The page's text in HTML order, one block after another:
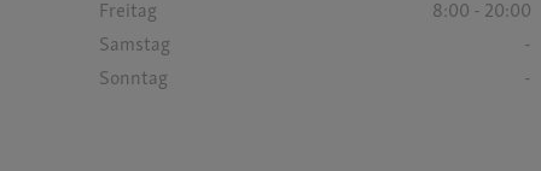
Freitag
8:00 - 20:00
Samstag
-
Sonntag
-